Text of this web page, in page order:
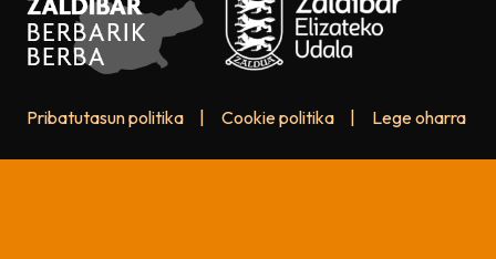
Pribatutasun politika Cookie politika Lege oharra